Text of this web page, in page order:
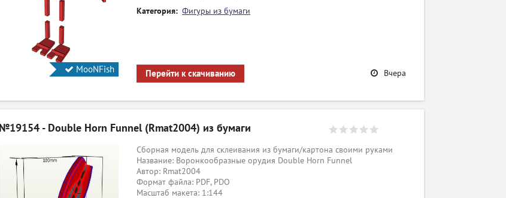
MooNFish
Категория: Фигуры из бумаги
Перейти к скачиванию Вчера
№19154 - Double Horn Funnel (Rmat2004) из бумаги
Сборная модель для склеивания из бумаги/картона своими руками
Название: Воронкообразные орудия Double Horn Funnel
Автор: Rmat2004
Формат файла: PDF, PDO
Масштаб макета: 1:144